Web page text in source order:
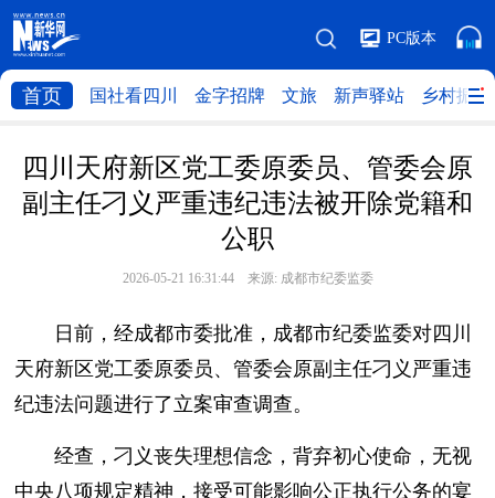
PC版本
首页 国社看四川 金字招牌 文旅 新声驿站 乡村振兴
四川天府新区党工委原委员、管委会原
副主任刁义严重违纪违法被开除党籍和
公职
2026-05-21 16:31:44 来源: 成都市纪委监委
日前，经成都市委批准，成都市纪委监委对四川
天府新区党工委原委员、管委会原副主任刁义严重违
纪违法问题进行了立案审查调查。
经查，刁义丧失理想信念，背弃初心使命，无视
中央八项规定精神，接受可能影响公正执行公务的宴